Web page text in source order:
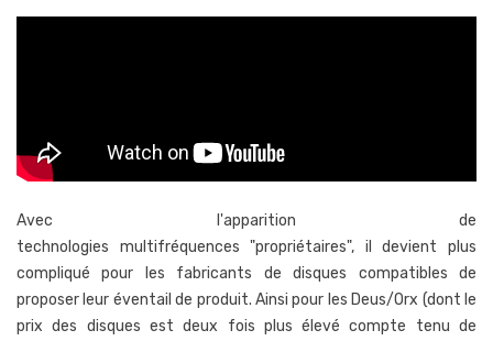
Avec l'apparition de
technologies multifréquences "propriétaires", il devient plus
compliqué pour les fabricants de disques compatibles de
proposer leur éventail de produit. Ainsi pour les Deus/Orx (dont le
prix des disques est deux fois plus élevé compte tenu de